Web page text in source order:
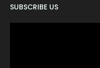
SUBSCRIBE US